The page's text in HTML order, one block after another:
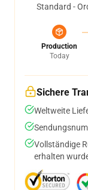
Standard -
Production
Today
Sichere
Weltweite
Vollständige
erhalten